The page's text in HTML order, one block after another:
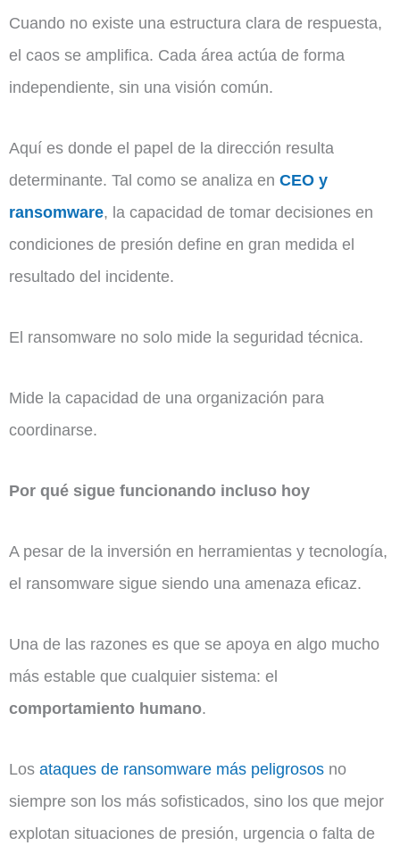
Cuando no existe una estructura clara de respuesta,
el caos se amplifica. Cada área actúa de forma
independiente, sin una visión común.
Aquí es donde el papel de la dirección resulta
determinante. Tal como se analiza en CEO y
ransomware, la capacidad de tomar decisiones en
condiciones de presión define en gran medida el
resultado del incidente.
El ransomware no solo mide la seguridad técnica.
Mide la capacidad de una organización para
coordinarse.
Por qué sigue funcionando incluso hoy
A pesar de la inversión en herramientas y tecnología,
el ransomware sigue siendo una amenaza eficaz.
Una de las razones es que se apoya en algo mucho
más estable que cualquier sistema: el
comportamiento humano.
Los ataques de ransomware más peligrosos no
siempre son los más sofisticados, sino los que mejor
explotan situaciones de presión, urgencia o falta de